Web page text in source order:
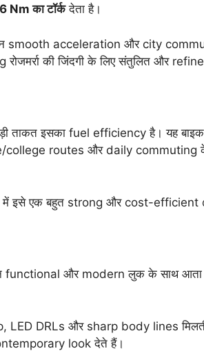
Nm का टॉर्कदेता है।
smooth acceleration और city
की जिंदगी के लिए संतुलित और
ताकत इसका fuel efficiency है। यह
routes और daily commuting के
इसे एक बहुत strong और cost-efficient
functional और modern लुक के साथ
DRLs और sharp body lines
look देते हैं।